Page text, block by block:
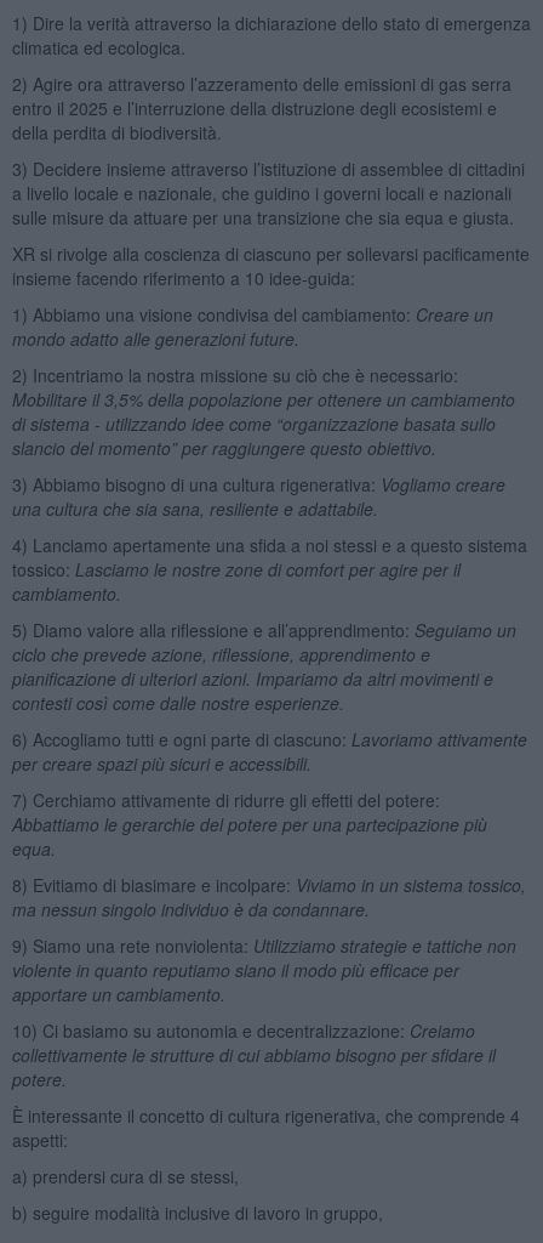
1) Dire la verità attraverso la dichiarazione dello stato di emergenza
climatica ed ecologica.
2) Agire ora attraverso l’azzeramento delle emissioni di gas serra
entro il 2025 e l’interruzione della distruzione degli ecosistemi e
della perdita di biodiversità.
3) Decidere insieme attraverso l’istituzione di assemblee di cittadini
a livello locale e nazionale, che guidino i governi locali e nazionali
sulle misure da attuare per una transizione che sia equa e giusta.
XR si rivolge alla coscienza di ciascuno per sollevarsi pacificamente
insieme facendo riferimento a 10 idee-guida:
1) Abbiamo una visione condivisa del cambiamento: Creare un
mondo adatto alle generazioni future.
2) Incentriamo la nostra missione su ciò che è necessario:
Mobilitare il 3,5% della popolazione per ottenere un cambiamento
di sistema - utilizzando idee come “organizzazione basata sullo
slancio del momento” per raggiungere questo obiettivo.
3) Abbiamo bisogno di una cultura rigenerativa: Vogliamo creare
una cultura che sia sana, resiliente e adattabile.
4) Lanciamo apertamente una sfida a noi stessi e a questo sistema
tossico: Lasciamo le nostre zone di comfort per agire per il
cambiamento.
5) Diamo valore alla riflessione e all’apprendimento: Seguiamo un
ciclo che prevede azione, riflessione, apprendimento e
pianificazione di ulteriori azioni. Impariamo da altri movimenti e
contesti così come dalle nostre esperienze.
6) Accogliamo tutti e ogni parte di ciascuno: Lavoriamo attivamente
per creare spazi più sicuri e accessibili.
7) Cerchiamo attivamente di ridurre gli effetti del potere:
Abbattiamo le gerarchie del potere per una partecipazione più
equa.
8) Evitiamo di biasimare e incolpare: Viviamo in un sistema tossico,
ma nessun singolo individuo è da condannare.
9) Siamo una rete nonviolenta: Utilizziamo strategie e tattiche non
violente in quanto reputiamo siano il modo più efficace per
apportare un cambiamento.
10) Ci basiamo su autonomia e decentralizzazione: Creiamo
collettivamente le strutture di cui abbiamo bisogno per sfidare il
potere.
È interessante il concetto di cultura rigenerativa, che comprende 4
aspetti:
a) prendersi cura di se stessi,
b) seguire modalità inclusive di lavoro in gruppo,